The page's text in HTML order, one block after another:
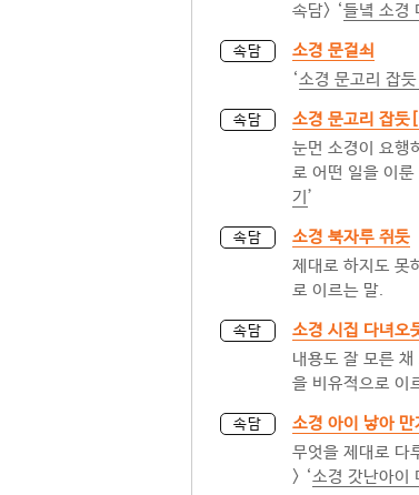
속담> ‘들녘 소경
속담
소경 문걸쇠
‘소경 문고리 잡
속담
소경 문고리 잡듯[
눈먼 소경이 요행
로 어떤 일을 이
기 ’
속담
소경 북자루 쥐듯
제대로 하지도 못
로 이르는 말.
속담
소경 시집 다녀오
내용도 잘 모른
을 비유적으로 이
속담
소경 아이 낳아 만
무엇을 제대로 다
> ‘소경 갓난아이